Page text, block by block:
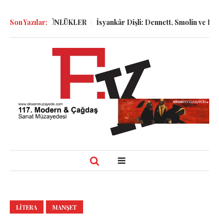
Son Yazılar:
ve GÜNLÜKLER İsyankâr Dişli: Dennett, Smolin ve
LITERA MANŞET